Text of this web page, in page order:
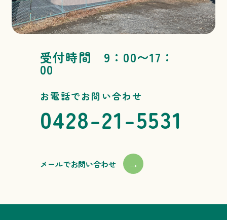
受付時間 9：00〜17：
00
お電話でお問い合わせ
0428-21-5531
メールでお問い合わせ →